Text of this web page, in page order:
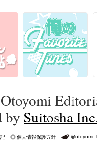
by Suitosha
個人情報保護方針